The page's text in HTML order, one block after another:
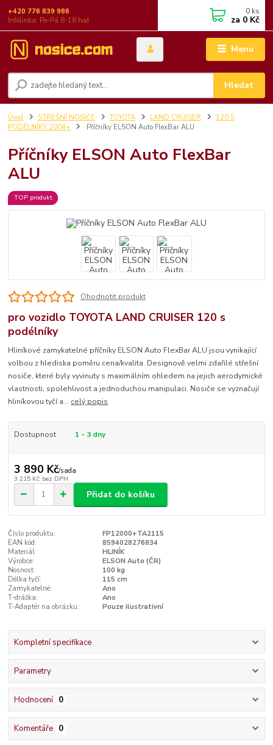
Menu
Hledat
+420 776 839 986
Infolinka: Po-Pá 8-18 hod.
0 ks
za 0 Kč
Úvod STŘEŠNÍ NOSIČE TOYOTA LAND CRUISER
120 S
PODÉLNÍKY 2004+
Příčníky ELSON Auto FlexBar ALU
Příčníky ELSON Auto FlexBar
ALU
TOP produkt
Ohodnotit produkt
pro vozidlo TOYOTA LAND CRUISER 120 s
podélníky
Hliníkové zamykatelné příčníky ELSON Auto FlexBar ALU jsou vynikající
volbou z hlediska poměru cena/kvalita. Designově velmi zdařilé střešní
nosiče, které byly vyvinuty s maximálním ohledem na jejich aerodymické
vlastnosti, spolehlivost a jednoduchou manipulaci. Nosiče se vyznačují
hliníkovou tyčí a... celý popis
Dostupnost 1 - 3 dny
3 890 Kč/sada
3 215 Kč bez DPH
Přidat do košíku
Číslo produktu:
FP12000+TA2115
EAN kód:
8594028276834
Materiál:
HLINÍK
Výrobce:
ELSON Auto (ČR)
Nosnost:
100 kg
Délka tyčí:
115 cm
Zamykatelné:
Ano
T-drážka:
Ano
T-Adaptér na obrázku:
Pouze ilustrativní
Kompletní specifikace
Parametry
Hodnocení 0
Komentáře 0